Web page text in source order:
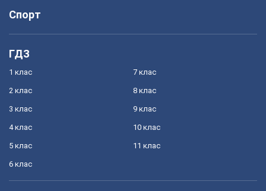
Спорт
ГДЗ
1 клас
2 клас
3 клас
4 клас
5 клас
6 клас
7 клас
8 клас
9 клас
10 клас
11 клас